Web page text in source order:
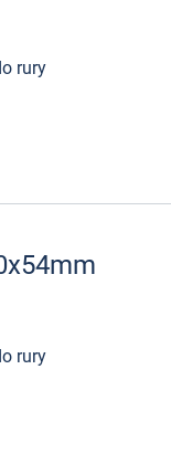
rury
rury